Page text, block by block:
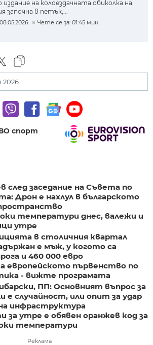
издание на колоездачната обиколка на
започна в петък,...
Чете се за: 01:45 мин.
спорт
след заседание на Съвета по
Дрон е нахлул в българското
температури днес, валежи и
утре
в столичния квартал
е мъж, у когото са
и 460 000 евро
европейското първенство по
- вижте програмата
ПП: Основният въпрос за
е случайност, или опит за удар
инфраструктура
за утре е обявен оранжев код за
температури
Реклама